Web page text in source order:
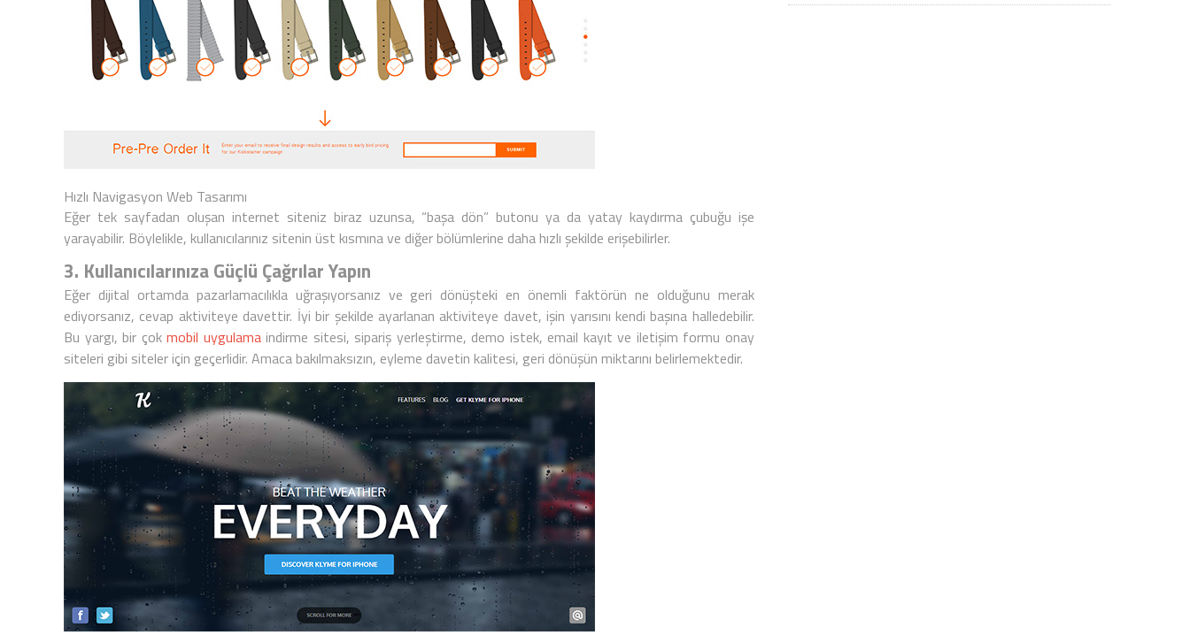
Hızlı Navigasyon Web Tasarımı
Eğer tek sayfadan oluşan internet siteniz biraz uzunsa, “başa dön” butonu ya dayatay kaydırma çubuğu işe
yarayabilir. Böylelikle, kullanıcılarınız sitenin üst kısmına ve diğer bölümlerine daha hızlı şekilde erişebilirler.
3. Kullanıcılarınıza Güçlü Çağrılar Yapın
Eğer dijital ortamda pazarlamacılıkla uğraşıyorsanız ve geri dönüşteki en önemli faktörün ne olduğunu merak
ediyorsanız, cevap aktiviteye davettir. İyi bir şekilde ayarlanan aktiviteye davet, işin yarısını kendi başına halledebilir.
Bu yargı, bir çokmobil uygulamaindirme sitesi, sipariş yerleştirme, demo istek, email kayıt ve iletişim formu onay
siteleri gibi siteler için geçerlidir. Amaca bakılmaksızın, eyleme davetin kalitesi, geri dönüşün miktarını belirlemektedir.